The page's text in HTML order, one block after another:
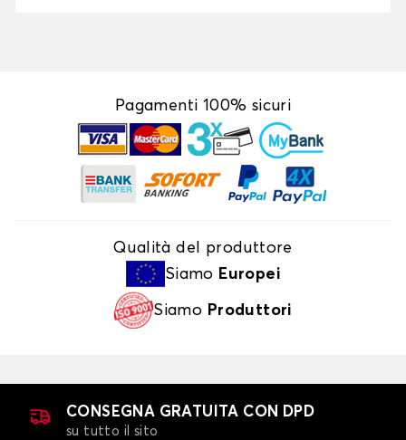
Pagamenti 100% sicuri
Qualità del produttore
Siamo Europei
Siamo Produttori
CONSEGNA GRATUITA CON DPD
su tutto il sito